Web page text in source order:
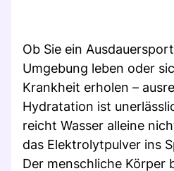
Ob Sie ein
Umgebung leben oder
Krankheit erholen –
Hydratation ist
reicht Wasser alleine
das Elektrolytpulver ins
Der menschliche Körper